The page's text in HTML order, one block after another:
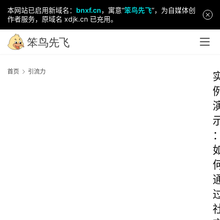
本网站已启用新域名： bnxf.cn，寓意“笨鸟先飞”，为自媒体创
作者服务，原域名 xdjk.cn 已充用。
首页 引流力